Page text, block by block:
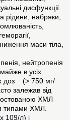
дисфункції.
рідини, набряки,
маси тіла,
нейтропенія
в усіх
доз (> 750 мг/
залежав від
ХМЛ
типами ХМЛ.
109/л) і